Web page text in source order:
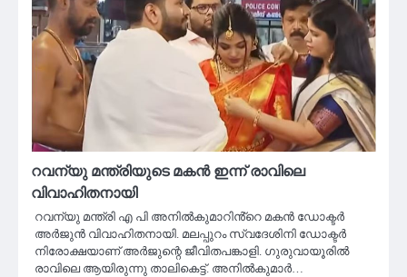
റവന്യു മന്ത്രിയുടെ മകന്‍ ഇന്ന് രാവിലെ
വിവാഹിതനായി
റവന്യു മന്ത്രി എ പി അനില്‍കുമാറിൻ്റെ മകന്‍ ഡോക്ടര്‍
അര്‍ജുന്‍ വിവാഹിതനായി. മലപ്പുറം സ്വദേശിനി ഡോക്ടര്‍
നിരോക്ഷയാണ് അര്‍ജുന്റെ ജീവിതപങ്കാളി. ഗുരുവായൂരില്‍
രാവിലെ ആയിരുന്നു താലികെട്ട്. അനില്‍കുമാര്‍…